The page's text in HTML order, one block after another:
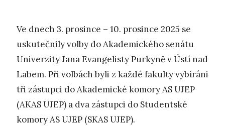
Ve dnech 3. prosince – 10. prosince 2025 se
uskutečnily volby do Akademického senátu
Univerzity Jana Evangelisty Purkyně v Ústí nad
Labem. Při volbách byli z každé fakulty vybíráni
tři zástupci do Akademické komory AS UJEP
(AKAS UJEP) a dva zástupci do Studentské
komory AS UJEP (SKAS UJEP).